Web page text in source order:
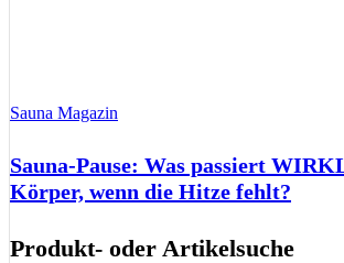
Sauna Magazin
Sauna-Pause: Was passiert
Körper, wenn die Hitze fehlt?
Produkt- oder Artikelsuche